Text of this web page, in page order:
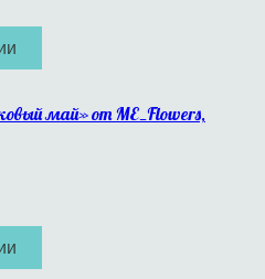
май» от ME_Flowers,